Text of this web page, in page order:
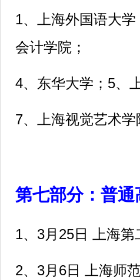
1、上海外国语大
会计学院；
4、东华大学；5、
7、上海视觉艺术学
第七部分：普通
1、3月25日 上海第
2、3月6日 上海师